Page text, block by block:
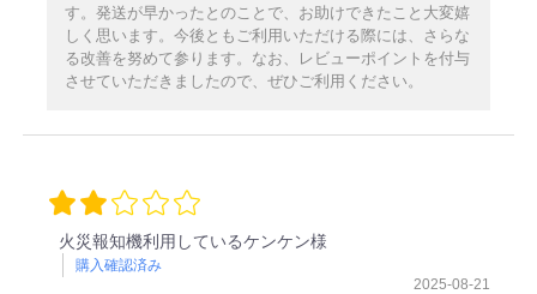
す。発送が早かったとのことで、お助けできたこと大変嬉
しく思います。今後ともご利用いただける際には、さらな
る改善を努めて参ります。なお、レビューポイントを付与
させていただきましたので、ぜひご利用ください。
火災報知機利用しているケンケン様
購入確認済み
2025-08-21